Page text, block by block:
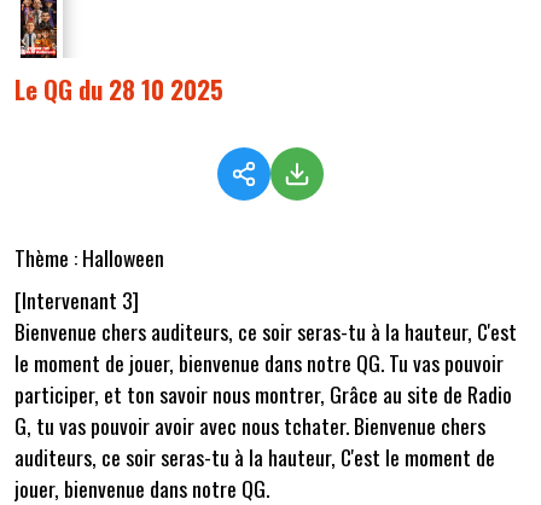
Le QG du 28 10 2025
Thème : Halloween
[Intervenant 3]
Bienvenue chers auditeurs, ce soir seras-tu à la hauteur, C'est
le moment de jouer, bienvenue dans notre QG. Tu vas pouvoir
participer, et ton savoir nous montrer, Grâce au site de Radio
G, tu vas pouvoir avoir avec nous tchater. Bienvenue chers
auditeurs, ce soir seras-tu à la hauteur, C'est le moment de
jouer, bienvenue dans notre QG.